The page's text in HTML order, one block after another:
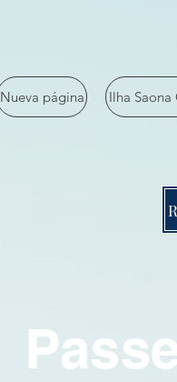
Nueva página Ilha Saona